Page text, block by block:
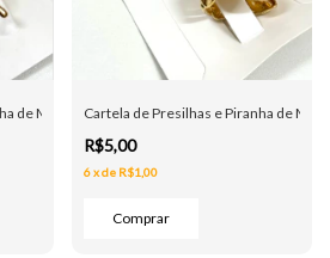
de Metal - Trança - Dourada
Cartela de Presilhas e Piranha de
R$5,00
6 xde R$1,00